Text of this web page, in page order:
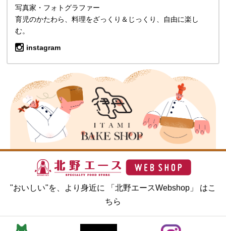
写真家・フォトグラファー
育児のかたわら、料理をざっくり＆じっくり、自由に楽し
む。
instagram
"おいしい"を、より身近に 「北野エースWebshop」 はこ
ちら